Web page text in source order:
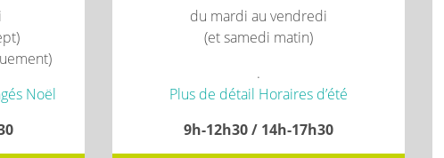
Noël
du mardi au vendredi
(et samedi matin)
.
Plus de détail Horaires d’été
9h-12h30 / 14h-17h30